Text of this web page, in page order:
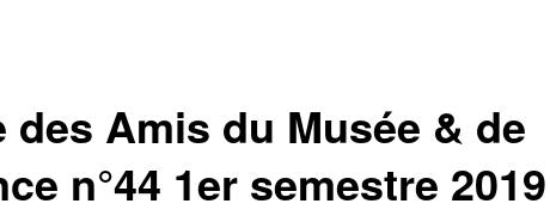
des Amis du Musée & de
n°44 1er semestre 2019